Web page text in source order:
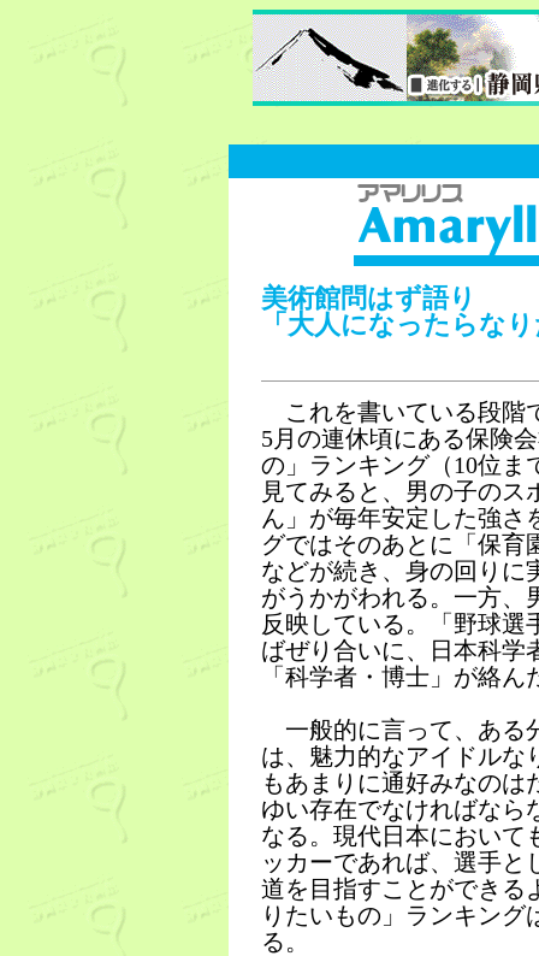
美術館問はず語り
「大人になったらな
これを書いている段階
5月の連休頃にある保険
の」ランキング（10位ま
見てみると、男の子の
ん」が毎年安定した強さ
グではそのあとに「保育
などが続き、身の回りに
がうかがわれる。一方、
反映している。「野球選
ばぜり合いに、日本科学
「科学者・博士」が絡
一般的に言って、ある
は、魅力的なアイドルな
もあまりに通好みなのは
ゆい存在でなければなら
なる。現代日本において
ッカーであれば、選手と
道を目指すことができる
りたいもの」ランキン
る。